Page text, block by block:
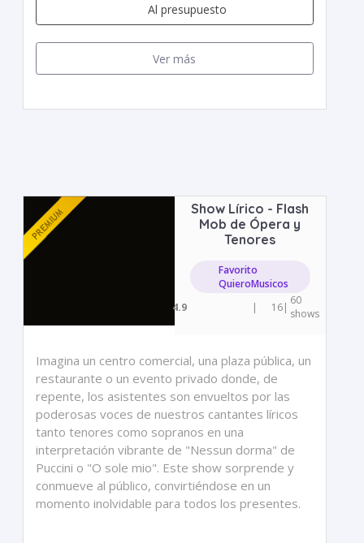
Al presupuesto
Ver más
Show Lírico - Flash
Mob de Ópera y
Tenores
Favorito
QuieroMusicos
4.9
| 16| 60
shows
Imagina un centro comercial, una plaza pública, un
restaurante o un evento privado donde, de
repente, los asistentes son envueltos por las
poderosas voces de nuestros cantantes líricos
tanto tenores como sopranos en una
interpretación vibrante de "Nessun dorma" de
Puccini o "O sole mio". Este show sorprende y
conmueve al público, convirtiéndose en un
momento inolvidable para todos los presentes.